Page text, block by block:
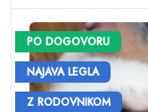
PO DOGOVORU
NAJAVA LEGLA
Z RODOVNIKOM